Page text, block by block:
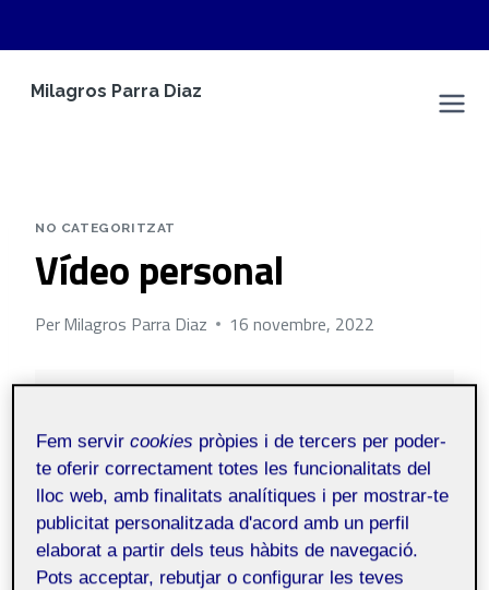
Milagros Parra Diaz
NO CATEGORITZAT
Vídeo personal
PerMilagros Parra Diaz 16 novembre, 2022
R
e
p
r
Fem servircookies pròpies i de tercers per poder-
te oferir correctament totes les funcionalitats del
lloc web, amb finalitats analítiques i per mostrar-te
publicitat personalitzada d'acord amb un perfil
elaborat a partir dels teus hàbits de navegació.
Pots acceptar, rebutjar o configurar les teves